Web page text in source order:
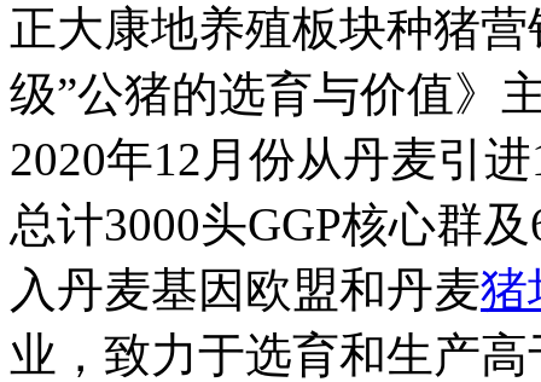
正大康地养殖板块种猪
级”公猪的选育与价值》
2020年12月份从丹麦引
总计3000头GGP核心群
入丹麦基因欧盟和丹麦猪
业，致力于选育和生产